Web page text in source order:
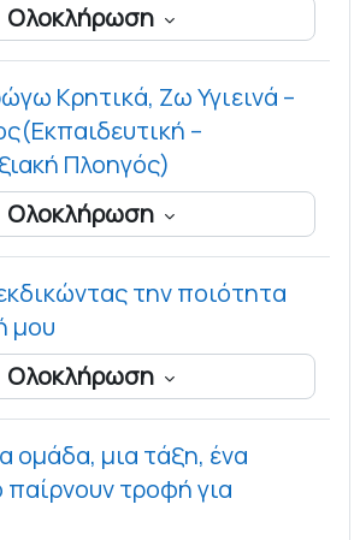
Ολοκλήρωση
Κρητικά, Ζω Υγιεινά –
–
Πλοηγός)
Ολοκλήρωση
την ποιότητα
μου
Ολοκλήρωση
ομάδα, μια τάξη, ένα
παίρνουν τροφή για